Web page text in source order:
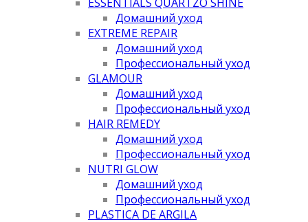
Домашний уход
EXTREME REPAIR
Домашний уход
Профессиональный уход
GLAMOUR
Домашний уход
Профессиональный уход
HAIR REMEDY
Домашний уход
Профессиональный уход
NUTRI GLOW
Домашний уход
Профессиональный уход
PLASTICA DE ARGILA